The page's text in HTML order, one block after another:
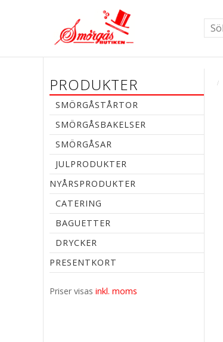
PRODUKTER
SMÖRGÅSTÅRTOR
SMÖRGÅSBAKELSER
SMÖRGÅSAR
JULPRODUKTER
NYÅRSPRODUKTER
CATERING
BAGUETTER
DRYCKER
PRESENTKORT
Priser visas inkl. moms